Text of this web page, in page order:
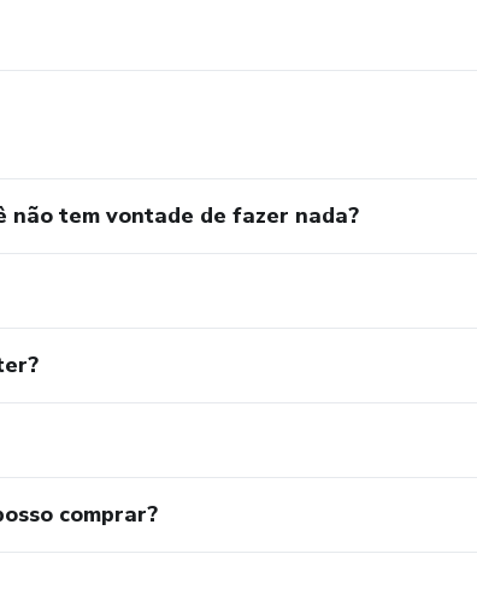
não tem vontade de fazer nada?
comprar?